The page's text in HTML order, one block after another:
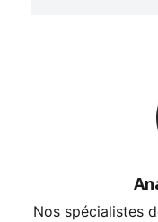
Nos spécialistes